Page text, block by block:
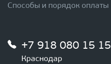
Способы и порядок оплаты
+7 918 080 15 15
Краснодар